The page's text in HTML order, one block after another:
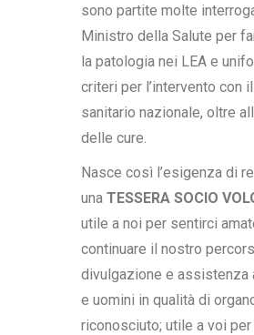
sono partite molte
Ministro della Salute per
la patologia nei LEA e
criteri per l’intervento con
sanitario nazionale, oltre
delle cure.
Nasce così l’esigenza di
una TESSERA SOCIO
utile a noi per sentirci
continuare il nostro
divulgazione e assistenza
e uomini in qualità di
riconosciuto; utile a voi